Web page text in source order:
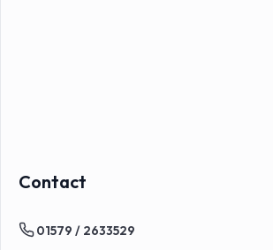
Contact
01579 / 2633529